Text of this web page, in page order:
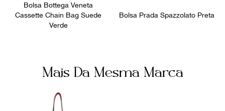
Bolsa Bottega Veneta
Cassette Chain Bag Suede
Verde
Bolsa Prada Spazzolato Preta
Mais Da Mesma Marca